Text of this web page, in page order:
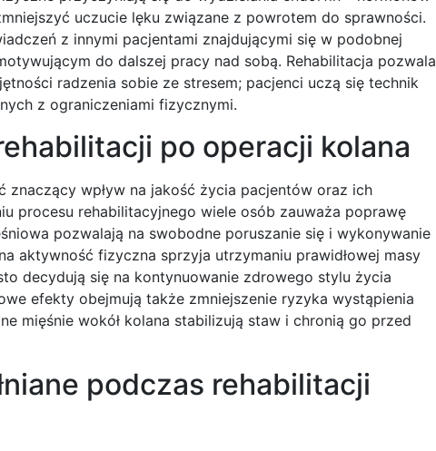
uczucie lęku związane z powrotem do sprawności.
z innymi pacjentami znajdującymi się w podobnej
do dalszej pracy nad sobą. Rehabilitacja pozwala
radzenia sobie ze stresem; pacjenci uczą się technik
z ograniczeniami fizycznymi.
po operacji kolana
wpływ na jakość życia pacjentów oraz ich
procesu rehabilitacyjnego wiele osób zauważa poprawę
pozwalają na swobodne poruszanie się i wykonywanie
aktywność fizyczna sprzyja utrzymaniu prawidłowej masy
decydują się na kontynuowanie zdrowego stylu życia
efekty obejmują także zmniejszenie ryzyka wystąpienia
mięśnie wokół kolana stabilizują staw i chronią go przed
podczas rehabilitacji